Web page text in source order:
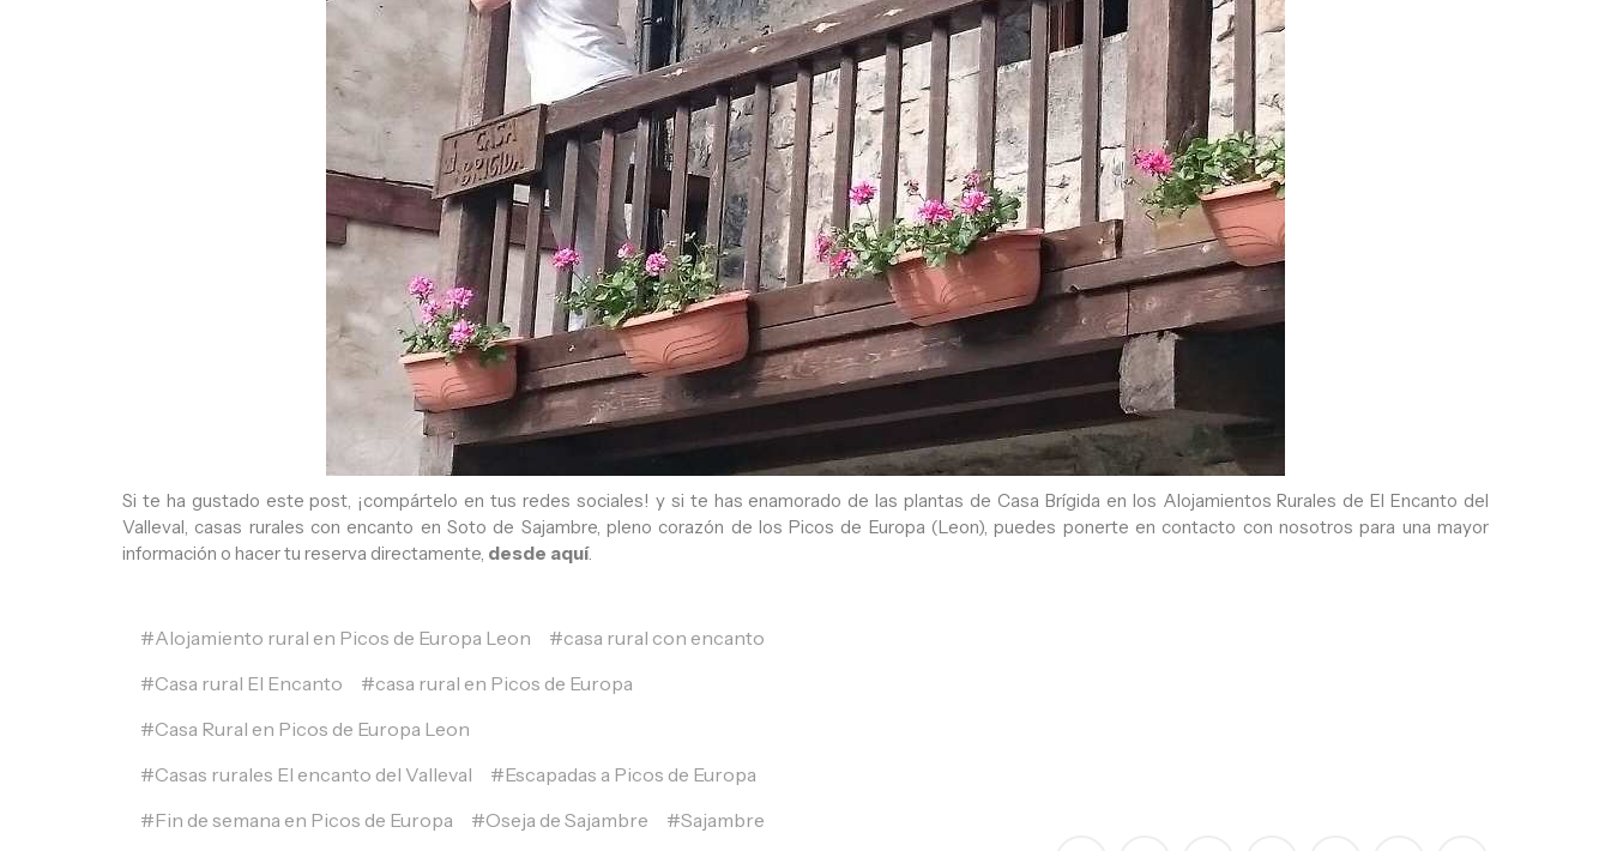
Si te ha gustado este post, ¡compártelo en tus redes sociales! y si te has enamorado de las plantas de Casa Brígida en los Alojamientos Rurales de El Encanto del
Valleval, casas rurales con encanto en Soto de Sajambre, pleno corazón de los Picos de Europa (Leon), puedes ponerte en contacto con nosotros para una mayor
información o hacer tu reserva directamente, desde aquí.
Alojamiento rural en Picos de Europa Leon
casa rural con encanto
Casa rural El Encanto
casa rural en Picos de Europa
Casa Rural en Picos de Europa Leon
Casas rurales El encanto del Valleval
Escapadas a Picos de Europa
Fin de semana en Picos de Europa
Oseja de Sajambre Sajambre